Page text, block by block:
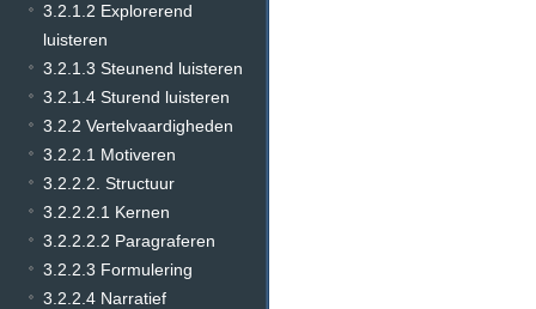
3.2.1.2 Explorerend
luisteren
3.2.1.3 Steunend luisteren
3.2.1.4 Sturend luisteren
3.2.2 Vertelvaardigheden
3.2.2.1 Motiveren
3.2.2.2. Structuur
3.2.2.2.1 Kernen
3.2.2.2.2 Paragraferen
3.2.2.3 Formulering
3.2.2.4 Narratief